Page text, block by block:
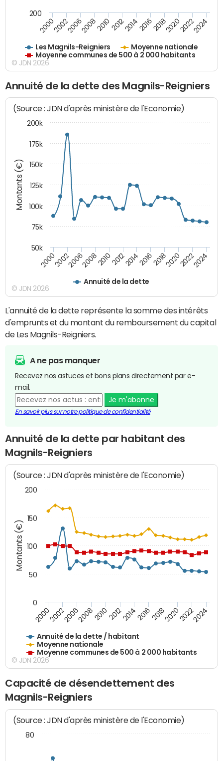
Les Magnils-Reigniers
Moyenne nationale
Moyenne communes de 500 à 2 000 habitants
200020022006200820102012201420162018202020222024
200
© JDN 2026
Annuité de la dette des Magnils-Reigniers
Montants (€)
(Source : JDN d'après ministère de l'Economie)
Annuité de la dette
200020022006200820102012201420162018202020222024
50k
75k
100k
125k
150k
175k
200k
© JDN 2026
L'annuité de la dette représente la somme des intérêts
d'emprunts et du montant du remboursement du capital
de Les Magnils-Reigniers.
A ne pas manquer
Recevez nos astuces et bons plans directement par e-
mail.
Je m'abonne
En savoir plus sur notre politique de confidentialité
Annuité de la dette par habitant des
Magnils-Reigniers
Montants (€)
(Source : JDN d'après ministère de l'Economie)
Annuité de la dette / habitant
Moyenne nationale
Moyenne communes de 500 à 2 000 habitants
200020022006200820102012201420162018202020222024
0
50
100
150
200
© JDN 2026
Capacité de désendettement des
Magnils-Reigniers
(Source : JDN d'après ministère de l'Economie)
80